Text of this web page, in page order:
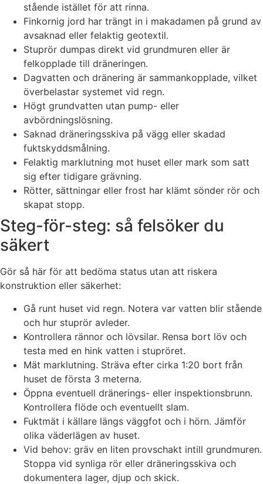
stående istället för att rinna.
Finkornig jord har trängt in i makadamen på grund av
avsaknad eller felaktig geotextil.
Stuprör dumpas direkt vid grundmuren eller är
felkopplade till dräneringen.
Dagvatten och dränering är sammankopplade, vilket
överbelastar systemet vid regn.
Högt grundvatten utan pump- eller
avbördningslösning.
Saknad dräneringsskiva på vägg eller skadad
fuktskyddsmålning.
Felaktig marklutning mot huset eller mark som satt
sig efter tidigare grävning.
Rötter, sättningar eller frost har klämt sönder rör och
skapat stopp.
Steg-för-steg: så felsöker du
säkert
Gör så här för att bedöma status utan att riskera
konstruktion eller säkerhet:
Gå runt huset vid regn. Notera var vatten blir stående
och hur stuprör avleder.
Kontrollera rännor och lövsilar. Rensa bort löv och
testa med en hink vatten i stupröret.
Mät marklutning. Sträva efter cirka 1:20 bort från
huset de första 3 meterna.
Öppna eventuell dränerings- eller inspektionsbrunn.
Kontrollera flöde och eventuellt slam.
Fuktmät i källare längs väggfot och i hörn. Jämför
olika väderlägen av huset.
Vid behov: gräv en liten provschakt intill grundmuren.
Stoppa vid synliga rör eller dräneringsskiva och
dokumentera lager, djup och skick.